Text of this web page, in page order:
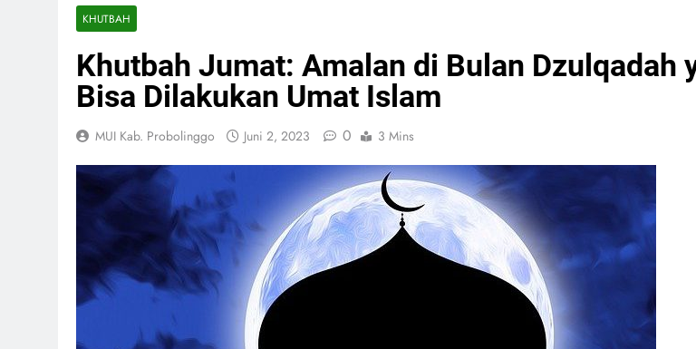
KHUTBAH
Khutbah Jumat: Amalan di Bulan Dzulqadah
Bisa Dilakukan Umat Islam
MUI Kab. Probolinggo Juni 2, 2023 0 3 Mins